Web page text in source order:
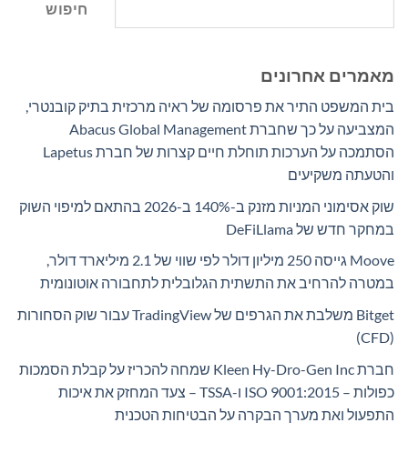
חיפוש
מאמרים אחרונים
בית המשפט התיר את פרסומה של ראיה מרכזית בתיק קובנטרי,
המצביעה על כך שחברת Abacus Global Management
הסתמכה על הערכות תוחלת חיים קצרות של חברת Lapetus
והטעתה משקיעים
שוק אסימוני המניות מזנק ב-140% ב-2026 בהתאם למיפוי השוק
במחקר חדש של DeFiLlama
Moove גייסה 250 מיליון דולר לפי שווי של 2.1 מיליארד דולר,
במטרה להרחיב את התשתית הגלובלית לתחבורה אוטונומית
Bitget משלבת את הגרפים של TradingView עבור שוק הסחורות
(CFD)
חברת Kleen Hy-Dro-Gen Inc שמחה להכריז על קבלת הסמכות
כפולות – ISO 9001:2015 ו-TSSA – צעד המחזק את איכות
התפעול ואת מערך הבקרה על הבטיחות הטכנית